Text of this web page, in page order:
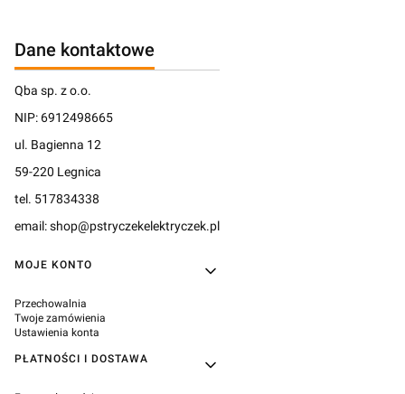
Dane kontaktowe
Qba sp. z o.o.
NIP: 6912498665
ul. Bagienna 12
59-220 Legnica
tel. 517834338
email: shop@pstryczekelektryczek.pl
Linki w stopce
MOJE KONTO
Przechowalnia
Twoje zamówienia
Ustawienia konta
PŁATNOŚCI I DOSTAWA